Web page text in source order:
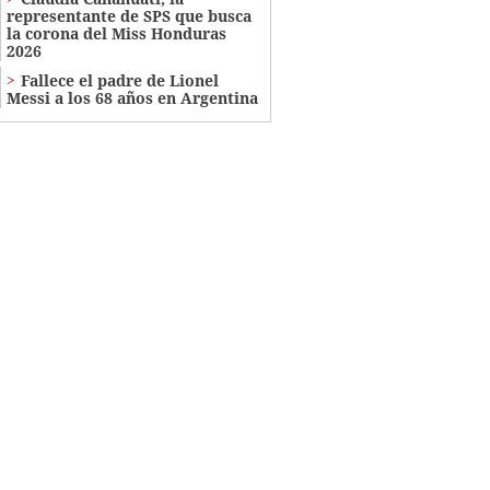
representante de SPS que busca
la corona del Miss Honduras
2026
Fallece el padre de Lionel
Messi a los 68 años en Argentina